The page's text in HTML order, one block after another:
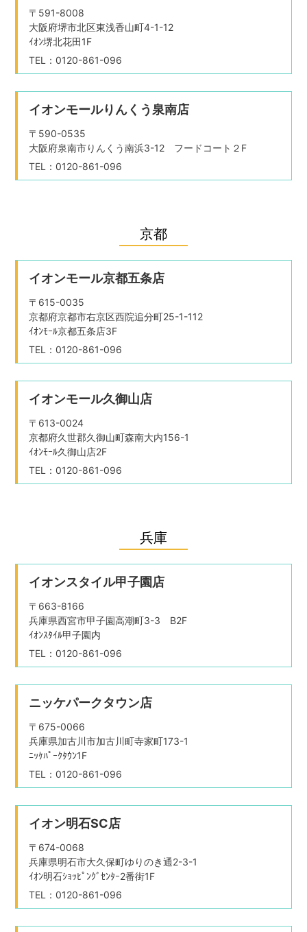
〒591-8008
大阪府堺市北区東浅香山町4-1-12
ｲｵﾝ堺北花田1F
TEL：0120-861-096
イオンモールりんくう泉南店
〒590-0535
大阪府泉南市りんくう南浜3-12 フードコート２F
TEL：0120-861-096
京都
イオンモール京都五条店
〒615-0035
京都府京都市右京区西院追分町25-1-112
ｲｵﾝﾓｰﾙ京都五条店3F
TEL：0120-861-096
イオンモール久御山店
〒613-0024
京都府久世郡久御山町森南大内156-1
ｲｵﾝﾓｰﾙ久御山店2F
TEL：0120-861-096
兵庫
イオンスタイル甲子園店
〒663-8166
兵庫県西宮市甲子園高潮町3-3 B2F
ｲｵﾝｽﾀｲﾙ甲子園内
TEL：0120-861-096
ニッケパークタウン店
〒675-0066
兵庫県加古川市加古川町寺家町173-1
ﾆｯｹﾊﾟｰｸﾀｳﾝ1F
TEL：0120-861-096
イオン明石SC店
〒674-0068
兵庫県明石市大久保町ゆりのき通2-3-1
ｲｵﾝ明石ｼｮｯﾋﾟﾝｸﾞｾﾝﾀｰ2番街1F
TEL：0120-861-096